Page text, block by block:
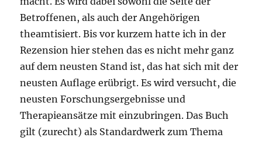
Betroffenen, als auch der Angehörigen
theamtisiert. Bis vor kurzem hatte ich in der
Rezension hier stehen das es nicht mehr ganz
auf dem neusten Stand ist, das hat sich mit der
neusten Auflage erübrigt. Es wird versucht, die
neusten Forschungsergebnisse und
Therapieansätze mit einzubringen. Das Buch
gilt (zurecht) als Standardwerk zum Thema